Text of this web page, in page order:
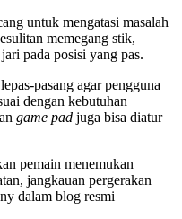
untuk mengatasi masalah
memegang stik,
pada posisi yang pas.
pasang agar pengguna
dengan kebutuhan
game pad juga bisa diatur
pemain menemukan
jangkauan pergerakan
dalam blog resmi